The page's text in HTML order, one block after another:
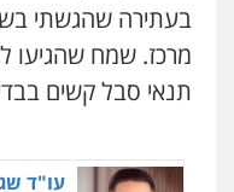
בעתירה שהגשתי
מרכז. שמח שהגיעו
תנאי סבל קשים
עו"ד
פלילי
חמורה
עו"ד